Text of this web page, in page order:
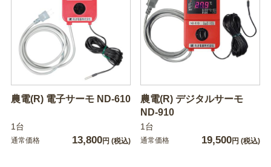
農電(R) 電子サーモ ND-610
1台
通常価格 13,800円 (税込)
農電(R) デジタルサーモ
ND-910
1台
通常価格 19,500円 (税込)